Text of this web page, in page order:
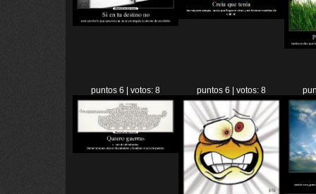
puntos 6 | votos: 8 puntos 6 | votos: 8